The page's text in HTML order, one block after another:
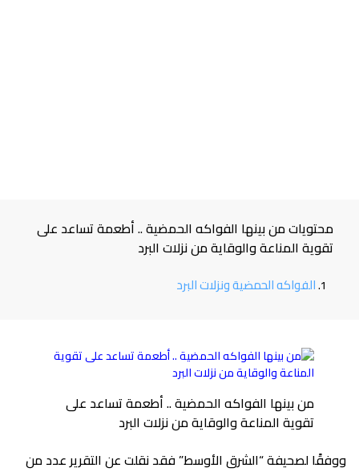
محتويات من بينها الفواكه الحمضية .. أطعمة تساعد على
تقوية المناعة والوقاية من نزلات البرد
الفواكه الحمضية ونزلات البرد
من بينها الفواكه الحمضية .. أطعمة تساعد على
تقوية المناعة والوقاية من نزلات البرد
ووفقًا لصحيفة “الشرق الأوسط” فقد نقلت عن التقرير عدد من